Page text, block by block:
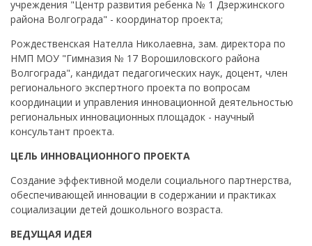
учреждения "Центр развития ребенка № 1 Дзержинского
района Волгограда" - координатор проекта;
Рождественская Нателла Николаевна, зам. директора по
НМП МОУ "Гимназия № 17 Ворошиловского района
Волгограда", кандидат педагогических наук, доцент, член
регионального экспертного проекта по вопросам
координации и управления инновационной деятельностью
региональных инновационных площадок - научный
консультант проекта.
ЦЕЛЬ ИННОВАЦИОННОГО ПРОЕКТА
Создание эффективной модели социального партнерства,
обеспечивающей инновации в содержании и практиках
социализации детей дошкольного возраста.
ВЕДУЩАЯ ИДЕЯ